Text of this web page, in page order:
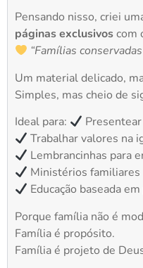
Pensando nisso, criei
páginas exclusivoscom
“Famílias
Um material delicado,
Simples, mas cheio de
Ideal para:
Trabalhar valores na
Lembrancinhas para
Ministérios familiares
Educação baseada
Porque família não é
Família é propósito.
Família é projeto de